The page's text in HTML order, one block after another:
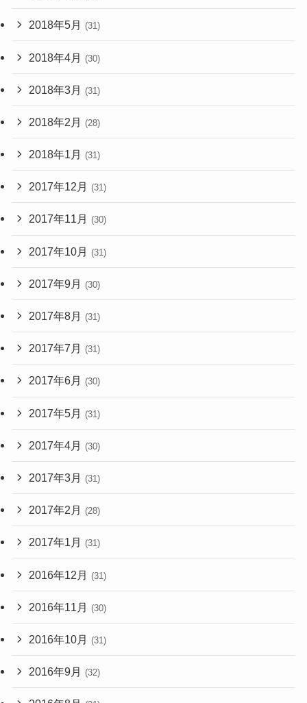
2018年5月 (31)
2018年4月 (30)
2018年3月 (31)
2018年2月 (28)
2018年1月 (31)
2017年12月 (31)
2017年11月 (30)
2017年10月 (31)
2017年9月 (30)
2017年8月 (31)
2017年7月 (31)
2017年6月 (30)
2017年5月 (31)
2017年4月 (30)
2017年3月 (31)
2017年2月 (28)
2017年1月 (31)
2016年12月 (31)
2016年11月 (30)
2016年10月 (31)
2016年9月 (32)